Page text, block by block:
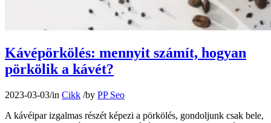
Kávépörkölés: mennyit számít, hogyan
pörkölik a kávét?
2023-03-03/in Cikk /by PP Seo
A kávéipar izgalmas részét képezi a pörkölés, gondoljunk csak bele,